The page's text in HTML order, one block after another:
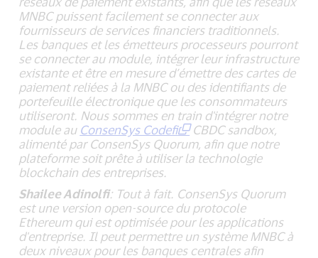
MNBC puissent facilement se connecter aux
fournisseurs de services financiers traditionnels.
Les banques et les émetteurs processeurs pourront
se connecter au module, intégrer leur infrastructure
existante et être en mesure d’émettre des cartes de
paiement reliées à la MNBC ou des identifiants de
portefeuille électronique que les consommateurs
utiliseront. Nous sommes en train d'intégrer notre
module au ConsenSys Codefi
CBDC sandbox,
alimenté par ConsenSys Quorum, afin que notre
plateforme soit prête à utiliser la technologie
blockchain des entreprises.
Shailee Adinolfi: Tout à fait. ConsenSys Quorum
est une version open-source du protocole
Ethereum qui est optimisée pour les applications
d'entreprise. Il peut permettre un système MNBC à
deux niveaux pour les banques centrales afin